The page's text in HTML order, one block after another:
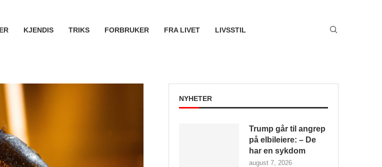
KJENDIS TRIKS FORBRUKER FRA LIVET LIVSSTIL
NYHETER
Trump går til angrep
på elbileiere: – De
har en sykdom
august 7, 2026